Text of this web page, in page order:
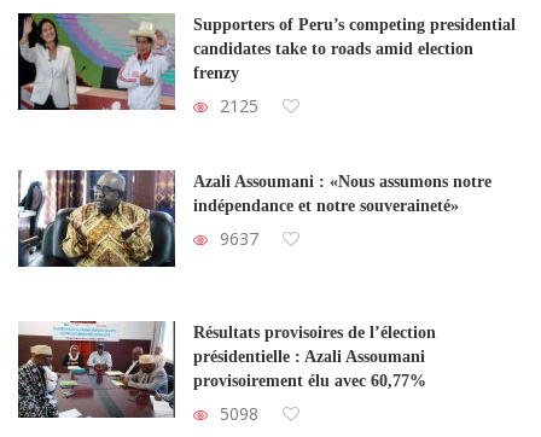
Supporters of Peru’s competing presidential
candidates take to roads amid election
frenzy
2125
Azali Assoumani : «Nous assumons notre
indépendance et notre souveraineté»
9637
Résultats provisoires de l’élection
présidentielle : Azali Assoumani
provisoirement élu avec 60,77%
5098